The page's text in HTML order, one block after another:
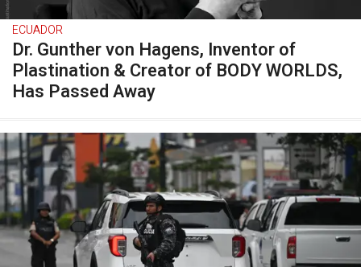
ECUADOR
Dr. Gunther von Hagens, Inventor of
Plastination & Creator of BODY WORLDS,
Has Passed Away